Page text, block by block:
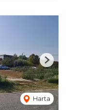
Harta
Next